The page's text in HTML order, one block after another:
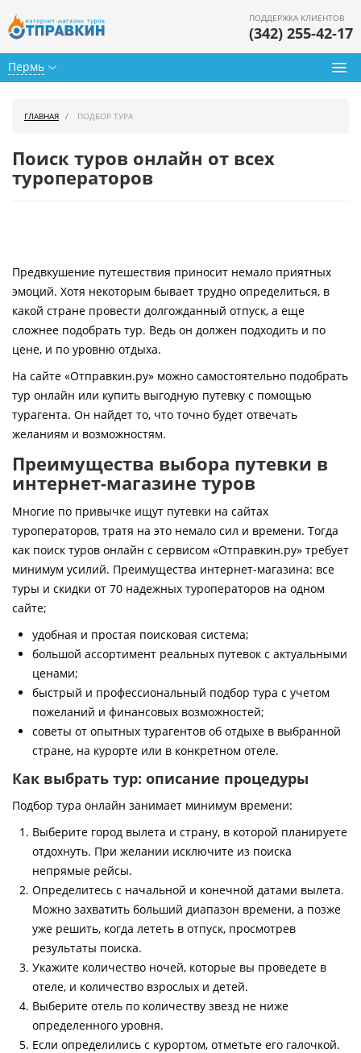
Пермь
ПОДДЕРЖКА КЛИЕНТОВ
(342) 255-42-17
Горящие туры
Страны
Как купить
Контакты
ГЛАВНАЯ ПОДБОР ТУРА
Поиск туров онлайн от всех
туроператоров
Предвкушение путешествия приносит немало приятных
эмоций. Хотя некоторым бывает трудно определиться, в
какой стране провести долгожданный отпуск, а еще
сложнее подобрать тур. Ведь он должен подходить и по
цене, и по уровню отдыха.
На сайте «Отправкин.ру» можно самостоятельно подобрать
тур онлайн или купить выгодную путевку с помощью
турагента. Он найдет то, что точно будет отвечать
желаниям и возможностям.
Преимущества выбора путевки в
интернет-магазине туров
Многие по привычке ищут путевки на сайтах
туроператоров, тратя на это немало сил и времени. Тогда
как поиск туров онлайн с сервисом «Отправкин.ру» требует
минимум усилий. Преимущества интернет-магазина: все
туры и скидки от 70 надежных туроператоров на одном
сайте;
удобная и простая поисковая система;
большой ассортимент реальных путевок с актуальными
ценами;
быстрый и профессиональный подбор тура с учетом
пожеланий и финансовых возможностей;
советы от опытных турагентов об отдыхе в выбранной
стране, на курорте или в конкретном отеле.
Как выбрать тур: описание процедуры
Подбор тура онлайн занимает минимум времени:
Выберите город вылета и страну, в которой планируете
отдохнуть. При желании исключите из поиска
непрямые рейсы.
Определитесь с начальной и конечной датами вылета.
Можно захватить больший диапазон времени, а позже
уже решить, когда лететь в отпуск, просмотрев
результаты поиска.
Укажите количество ночей, которые вы проведете в
отеле, и количество взрослых и детей.
Выберите отель по количеству звезд не ниже
определенного уровня.
Если определились с курортом, отметьте его галочкой.